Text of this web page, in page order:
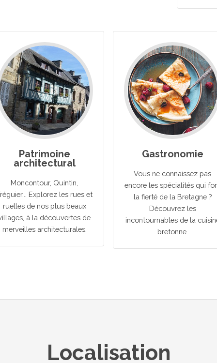
Patrimoine
architectural
Moncontour, Quintin,
Explorez les rues et
ruelles de nos plus beaux
à la découvertes de
merveilles architecturales.
Gastronomie
Vous ne connaissez pas
encore les spécialités qui
la fierté de la Bretagne ?
Découvrez les
incontournables de la
bretonne.
Localisation